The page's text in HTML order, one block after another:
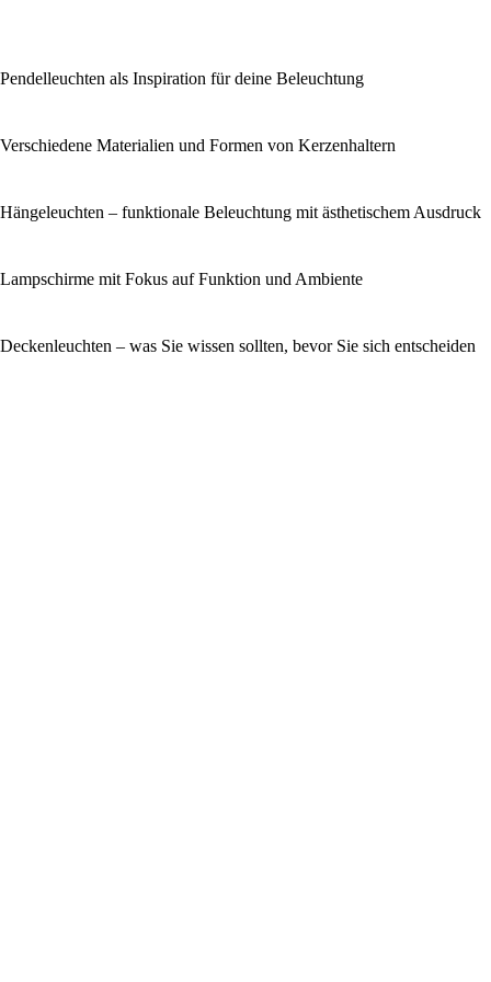
Pendelleuchten als Inspiration für deine Beleuchtung
Verschiedene Materialien und Formen von Kerzenhaltern
Hängeleuchten – funktionale Beleuchtung mit ästhetischem Ausdruck
Lampschirme mit Fokus auf Funktion und Ambiente
Deckenleuchten – was Sie wissen sollten, bevor Sie sich entscheiden